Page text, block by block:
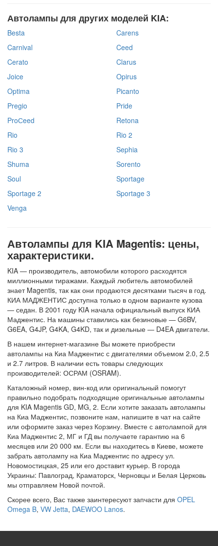
Автолампы для других моделей KIA:
Besta
Carens
Carnival
Ceed
Cerato
Clarus
Joice
Opirus
Optima
Picanto
Pregio
Pride
ProСeed
Retona
Rio
Rio 2
Rio 3
Sephia
Shuma
Sorento
Soul
Sportage
Sportage 2
Sportage 3
Venga
Автолампы для KIA Magentis: цены,
характеристики.
KIA — производитель, автомобили которого расходятся
миллионными тиражами. Каждый любитель автомобилей
знает Magentis, так как они продаются десятками тысяч в год.
КИА МАДЖЕНТИС доступна только в одном варианте кузова
— седан. В 2001 году KIA начала официальный выпуск КИА
Маджентис. На машины ставились как безиновые — G6BV,
G6EA, G4JP, G4KA, G4KD, так и дизельные — D4EA двигатели.
В нашем интернет-магазине Вы можете приобрести
автолампы на Киа Маджентис с двигателями объемом 2.0, 2.5
и 2.7 литров. В наличии есть товары следующих
производителей: ОСРАМ (OSRAM).
Каталожный номер, вин-код или оригинальный помогут
правильно подобрать подходящие оригинальные автолампы
для KIA Magentis GD, MG, 2. Если хотите заказать автолампы
на Киа Маджентис, позвоните нам, напишите в чат на сайте
или оформите заказ через Корзину. Вместе с автолампой для
Киа Маджентис 2, МГ и ГД вы получаете гарантию на 6
месяцев или 20 000 км. Если вы находитесь в Киеве, можете
забрать автолампу на Киа Маджентис по адресу ул.
Новомостицкая, 25 или его доставит курьер. В города
Украины: Павлоград, Краматорск, Черновцы и Белая Церковь
мы отправляем Новой почтой.
Скорее всего, Вас также заинтересуют запчасти для OPEL
Omega B, VW Jetta, DAEWOO Lanos.